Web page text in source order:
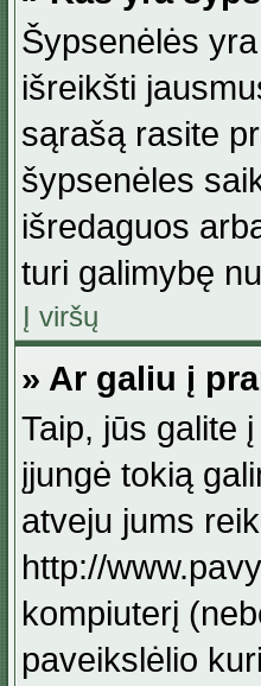
Šypsenėlės
išreikšti
sąrašą rasite
šypsenėles
išredaguos
turi galimybę
Į viršų
» Ar galiu į
Taip, jūs galite
įjungė tokią
atveju jums
http://
kompiuterį
paveikslėlio